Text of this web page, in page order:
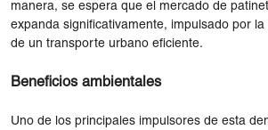
manera, se espera que el mercado de
expanda significativamente, impulsado por la
de un transporte urbano eficiente.
Beneficios ambientales
Uno de los principales impulsores de esta